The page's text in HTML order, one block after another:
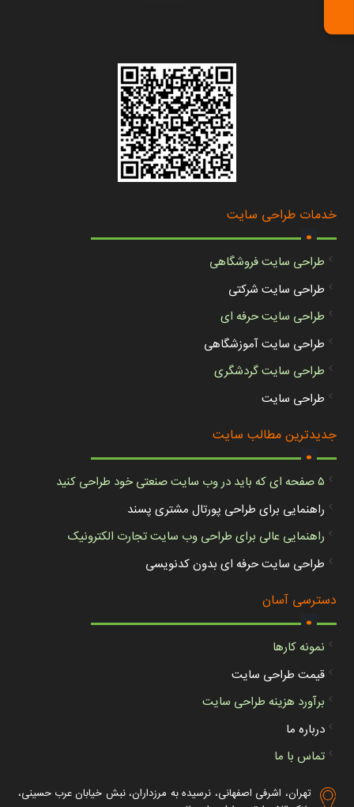
خدمات طراحی سایت
.
طراحی سایت فروشگاهی
طراحی سایت شرکتی
طراحی سایت حرفه ای
طراحی سایت آموزشگاهی
طراحی سایت گردشگری
طراحی سایت
جدیدترین مطالب سایت
.
۵ صفحه ای که باید در وب سایت صنعتی خود طراحی کنید
راهنمایی برای طراحی پورتال مشتری پسند
راهنمایی عالی برای طراحی وب سایت تجارت الکترونیک
طراحی سایت حرفه ای بدون کدنویسی
دسترسی آسان
.
نمونه کارها
قیمت طراحی سایت
برآورد هزینه طراحی سایت
درباره ما
تماس با ما
تهران، اشرفی اصفهانی، نرسیده به مرزداران، نبش خیابان عرب حسینی،